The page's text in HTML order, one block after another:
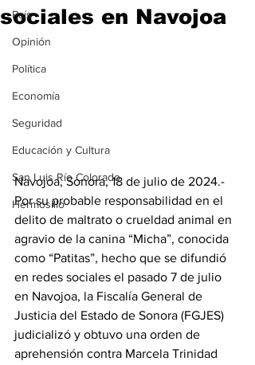
País
Opinión
Política
Economía
Seguridad
Educación y Cultura
San Luis Río Colorado
Hermosillo
sociales en Navojoa
Navojoa, Sonora, 18 de julio de 2024.-
Por su probable responsabilidad en el
delito de maltrato o crueldad animal en
agravio de la canina “Micha”, conocida
como “Patitas”, hecho que se difundió
en redes sociales el pasado 7 de julio
en Navojoa, la Fiscalía General de
Justicia del Estado de Sonora (FGJES)
judicializó y obtuvo una orden de
aprehensión contra Marcela Trinidad